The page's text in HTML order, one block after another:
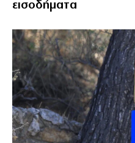
εισοδήματα